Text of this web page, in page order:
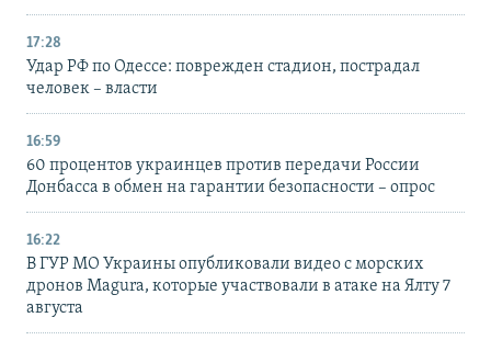
17:28
Удар РФ по Одессе: поврежден стадион, пострадал
человек – власти
16:59
60 процентов украинцев против передачи России
Донбасса в обмен на гарантии безопасности – опрос
16:22
В ГУР МО Украины опубликовали видео с морских
дронов Magura, которые участвовали в атаке на Ялту 7
августа